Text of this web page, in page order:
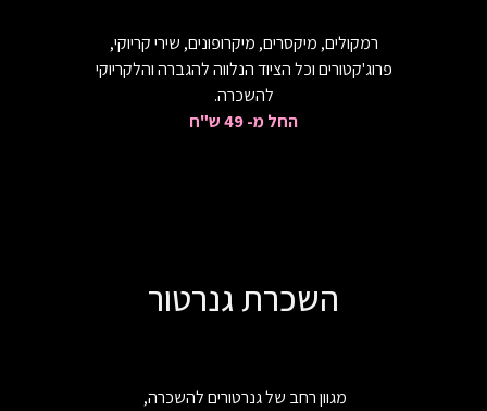
רמקולים, מיקסרים, מיקרופונים, שירי קריוקי,
פרוג'קטורים וכל הציוד הנלווה להגברה והלקריוקי
להשכרה.
החל מ- 49 ש"ח
השכרת גנרטור
מגוון רחב של גנרטורים להשכרה,